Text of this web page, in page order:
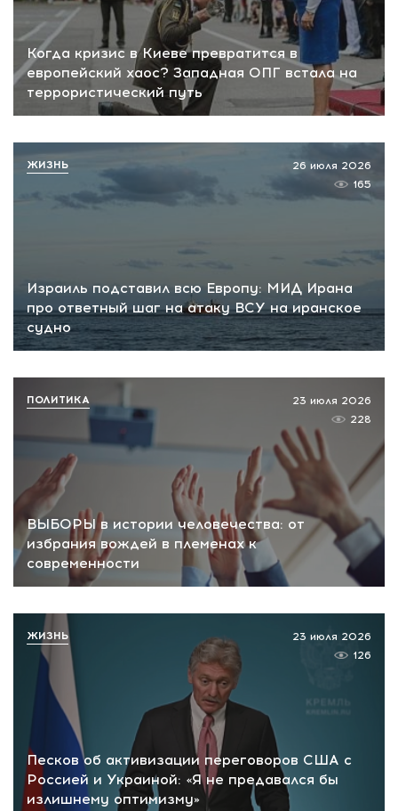
Когда кризис в Киеве превратится в
европейский хаос? Западная ОПГ встала на
террористический путь
Израиль подставил всю Европу: МИД Ирана
про ответный шаг на атаку ВСУ на иранское
судно
26 июля 2026
165
ЖИЗНЬ
ВЫБОРЫ в истории человечества: от
избрания вождей в племенах к
современности
23 июля 2026
228
ПОЛИТИКА
Песков об активизации переговоров США с
Россией и Украиной: «Я не предавался бы
излишнему оптимизму»
23 июля 2026
126
ЖИЗНЬ